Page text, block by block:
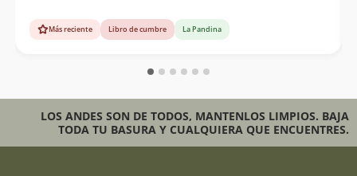
Más reciente Libro de cumbre La Pandina
LOS ANDES SON DE TODOS, MANTENLOS LIMPIOS. BAJA
TODA TU BASURA Y CUALQUIERA QUE ENCUENTRES.